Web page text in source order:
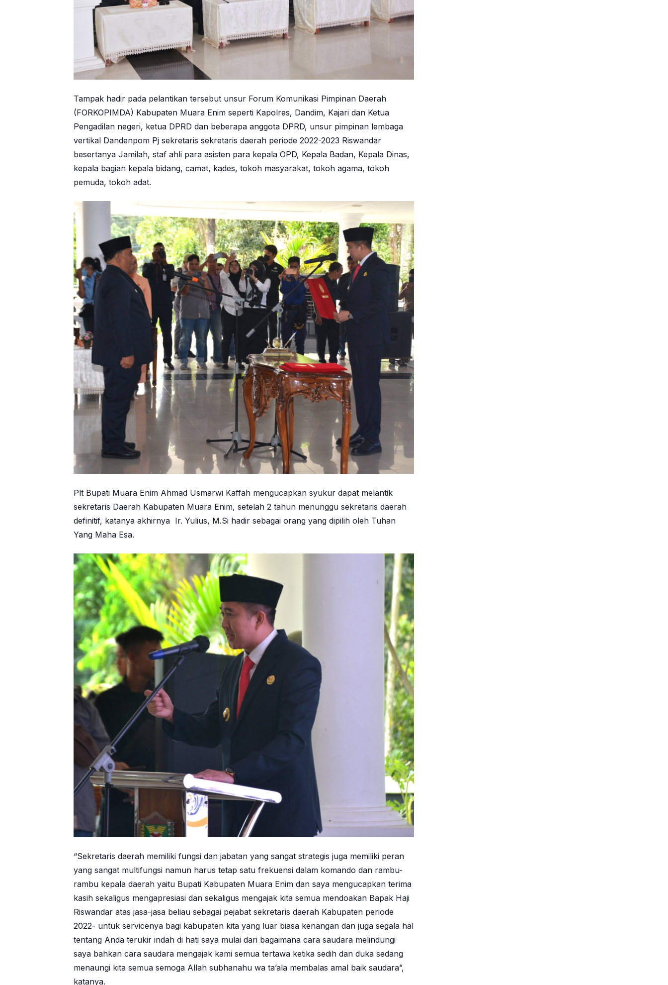
Tampak hadir pada pelantikan tersebut unsur Forum Komunikasi Pimpinan Daerah
(FORKOPIMDA) Kabupaten Muara Enim seperti Kapolres, Dandim, Kajari dan Ketua
Pengadilan negeri, ketua DPRD dan beberapa anggota DPRD, unsur pimpinan lembaga
vertikal Dandenpom Pj sekretaris sekretaris daerah periode 2022-2023 Riswandar
besertanya Jamilah, staf ahli para asisten para kepala OPD, Kepala Badan, Kepala Dinas,
kepala bagian kepala bidang, camat, kades, tokoh masyarakat, tokoh agama, tokoh
pemuda, tokoh adat.
Plt Bupati Muara Enim Ahmad Usmarwi Kaffah mengucapkan syukur dapat melantik
sekretaris Daerah Kabupaten Muara Enim, setelah 2 tahun menunggu sekretaris daerah
definitif, katanya akhirnya Ir. Yulius, M.Si hadir sebagai orang yang dipilih oleh Tuhan
Yang Maha Esa.
“Sekretaris daerah memiliki fungsi dan jabatan yang sangat strategis juga memiliki peran
yang sangat multifungsi namun harus tetap satu frekuensi dalam komando dan rambu-
rambu kepala daerah yaitu Bupati Kabupaten Muara Enim dan saya mengucapkan terima
kasih sekaligus mengapresiasi dan sekaligus mengajak kita semua mendoakan Bapak Haji
Riswandar atas jasa-jasa beliau sebagai pejabat sekretaris daerah Kabupaten periode
2022- untuk servicenya bagi kabupaten kita yang luar biasa kenangan dan juga segala hal
tentang Anda terukir indah di hati saya mulai dari bagaimana cara saudara melindungi
saya bahkan cara saudara mengajak kami semua tertawa ketika sedih dan duka sedang
menaungi kita semua semoga Allah subhanahu wa ta’ala membalas amal baik saudara”,
katanya.